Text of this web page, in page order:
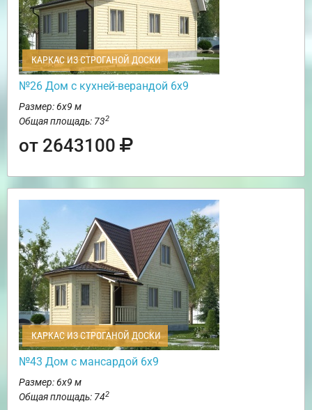
КАРКАС ИЗ СТРОГАНОЙ ДОСКИ
№26 Дом с кухней-верандой 6х9
Размер: 6х9 м
Общая площадь: 732
от 2643100
КАРКАС ИЗ СТРОГАНОЙ ДОСКИ
№43 Дом с мансардой 6х9
Размер: 6х9 м
Общая площадь: 742